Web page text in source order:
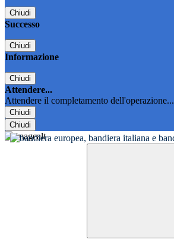
Chiudi
Successo
Chiudi
Informazione
Chiudi
Attendere...
Attendere il completamento dell'operazione...
Chiudi
Chiudi